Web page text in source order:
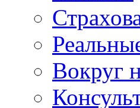
Вокруг